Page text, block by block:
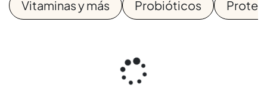
Vitaminas y más Probióticos